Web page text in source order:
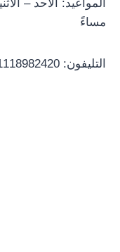
المواعيد: الأحد –
مساءً
التليفون: 01118982420